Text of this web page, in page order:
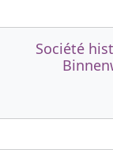
Société